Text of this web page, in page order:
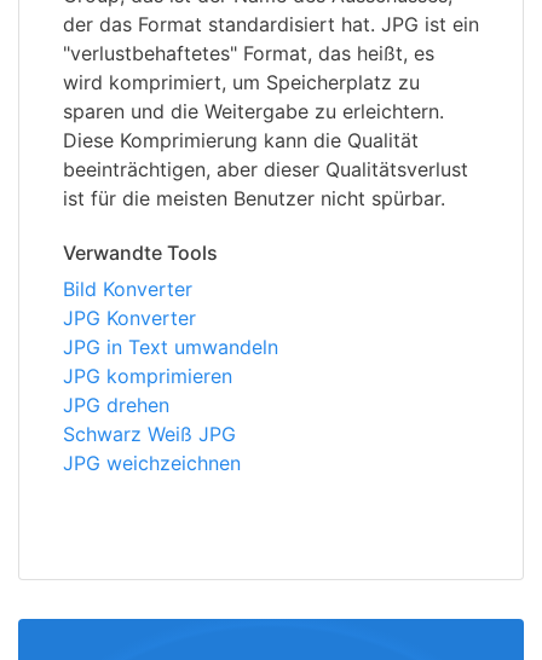
der das Format standardisiert hat. JPG ist ein
"verlustbehaftetes" Format, das heißt, es
wird komprimiert, um Speicherplatz zu
sparen und die Weitergabe zu erleichtern.
Diese Komprimierung kann die Qualität
beeinträchtigen, aber dieser Qualitätsverlust
ist für die meisten Benutzer nicht spürbar.
Verwandte Tools
Bild Konverter
JPG Konverter
JPG in Text umwandeln
JPG komprimieren
JPG drehen
Schwarz Weiß JPG
JPG weichzeichnen